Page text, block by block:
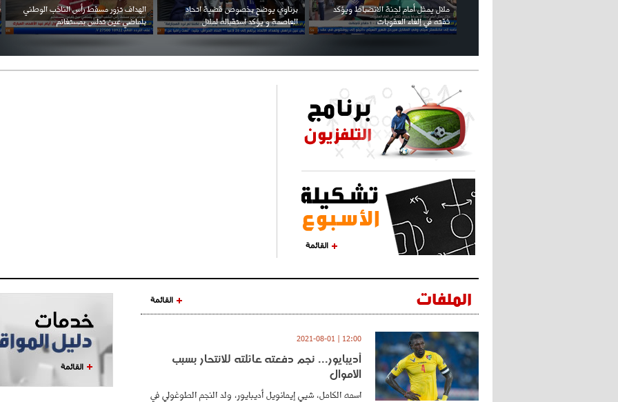
كريستيانو كاد يصاب على مستوى كتفه
بسبب سيلفي
بن زيمة ... كرم كروي قابله لإنتقام عرقي .
احتفال السفارة السعودية في الجزائر بالعيد
الوطني للمملكة
القائمة
الملفات القائمة
12:00 | 2021-08-01
أديبايور... نجم دفعته عائلته للانتحار بسبب
الأموال
اسمه الكامل، شيي إيمانويل أديبايور، ولد النجم الطوغولي في
القائمة